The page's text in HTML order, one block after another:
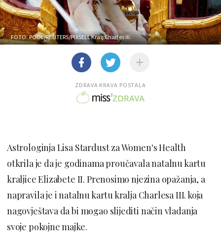
FOTO: POOL/REUTERS/PIXSELLKralj Charles III.
ZDRAVA KRAVA POSTALA
Astrologinja Lisa Stardust za Women's Health
otkrila je da je godinama proučavala natalnu kartu
kraljice Elizabete II. Prenosimo njezina opažanja, a
napravila je i natalnu kartu kralja Charlesa III. koja
nagovještava da bi mogao slijediti način vladanja
svoje pokojne majke.